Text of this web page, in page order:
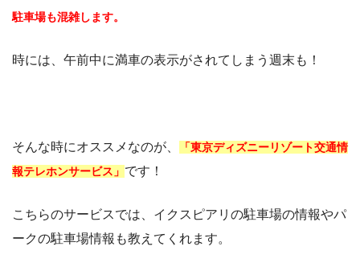
駐車場も混雑します。
時には、午前中に満車の表示がされてしまう週末も！
そんな時にオススメなのが、
「東京ディズニーリゾート交通情
報テレホンサービス」 です！
こちらのサービスでは、イクスピアリの駐車場の情報やパ
ークの駐車場情報も教えてくれます。